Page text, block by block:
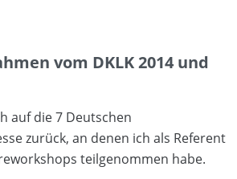
vom DKLK 2014 und
auf die 7 Deutschen
zurück, an denen ich als Referent
teilgenommen habe.